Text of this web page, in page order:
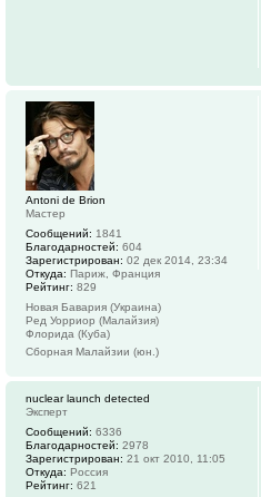
Antoni de Brion
Мастер
Сообщений: 1841
Благодарностей: 604
Зарегистрирован: 02 дек 2014, 23:34
Откуда: Париж, Франция
Рейтинг: 829
Новая Бавария (Украина)
Ред Уорриор (Малайзия)
Флорида (Куба)
Сборная Малайзии (юн.)
nuclear launch detected
Эксперт
Сообщений: 6336
Благодарностей: 2978
Зарегистрирован: 21 окт 2010, 11:05
Откуда: Россия
Рейтинг: 621